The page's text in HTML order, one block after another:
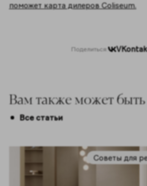
поможет карта дилеров Coliseum.
Поделиться:
Вам также может
Все статьи
Советы для